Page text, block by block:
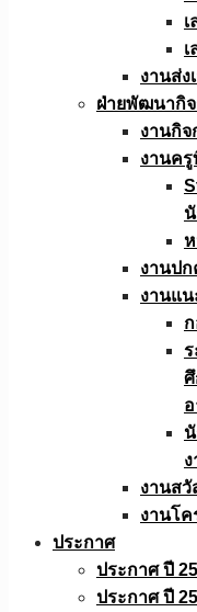
งานส่ง
ฝ่ายพัฒนากิ
งานกิ
งานค
งานปก
งานแ
งานส
งานโค
ประกาศ
ประกาศ ปี
ประกาศ ปี